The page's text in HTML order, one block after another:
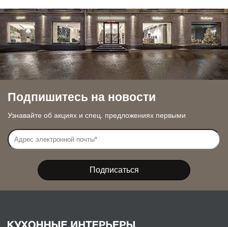
Подпишитесь на новости
Узнавайте об акциях и спец. предложениях первыми